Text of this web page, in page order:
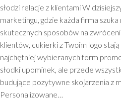
słodzi relacje z klientami W
marketingu, gdzie każda firma szuka
skutecznych sposobów na
klientów, cukierki z Twoim logo stają
najchętniej wybieranych form
słodki upominek, ale przede
budujące pozytywne skojarzenia z
Personalizowane…